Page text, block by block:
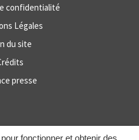
fonctionner et obtenir des
confidentialité
Légales
du site
presse